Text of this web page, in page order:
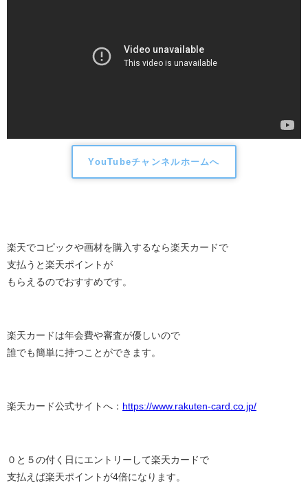
YouTubeチャンネルホームへ
楽天でコピックや画材を購入するなら楽天カードで
支払うと楽天ポイントが
もらえるのでおすすめです。
楽天カードは年会費や審査が優しいので
誰でも簡単に持つことができます。
楽天カード公式サイトへ： https://www.rakuten-card.co.jp/
０と５の付く日にエントリーして楽天カードで
支払えば楽天ポイントが4倍になります。